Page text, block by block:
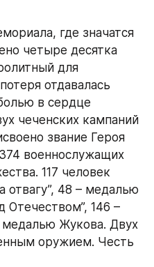
где значатся
четыре десятка
для
отдавалась
в сердце
чеченских кампаний
звание Героя
военнослужащих
117 человек
48 – медалью
Отечеством”, 146 –
Жукова. Двух
оружием. Честь